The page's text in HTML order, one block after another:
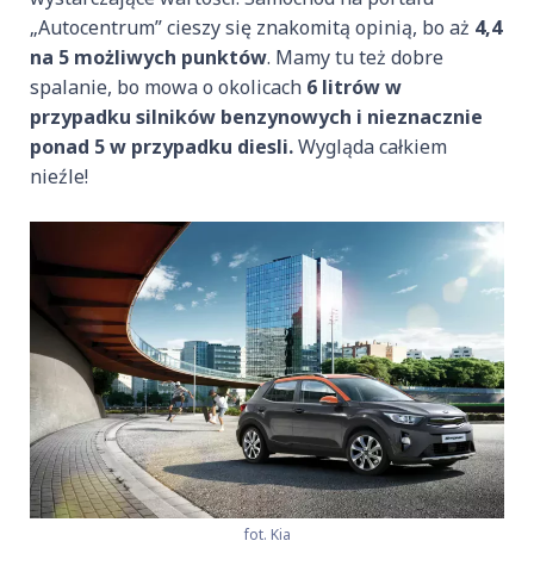
„Autocentrum” cieszy się znakomitą opinią, bo aż 4,4
na 5 możliwych punktów. Mamy tu też dobre
spalanie, bo mowa o okolicach 6 litrów w
przypadku silników benzynowych i nieznacznie
ponad 5 w przypadku diesli.Wygląda całkiem
nieźle!
fot. Kia